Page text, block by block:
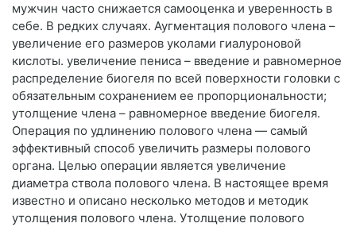
мужчин часто снижается самооценка и уверенность в
себе. В редких случаях. Аугментация полового члена –
увеличение его размеров уколами гиалуроновой
кислоты. увеличение пениса – введение и равномерное
распределение биогеля по всей поверхности головки с
обязательным сохранением ее пропорциональности;
утолщение члена – равномерное введение биогеля.
Операция по удлинению полового члена — самый
эффективный способ увеличить размеры полового
органа. Целью операции является увеличение
диаметра ствола полового члена. В настоящее время
известно и описано несколько методов и методик
утолщения полового члена. Утолщение полового